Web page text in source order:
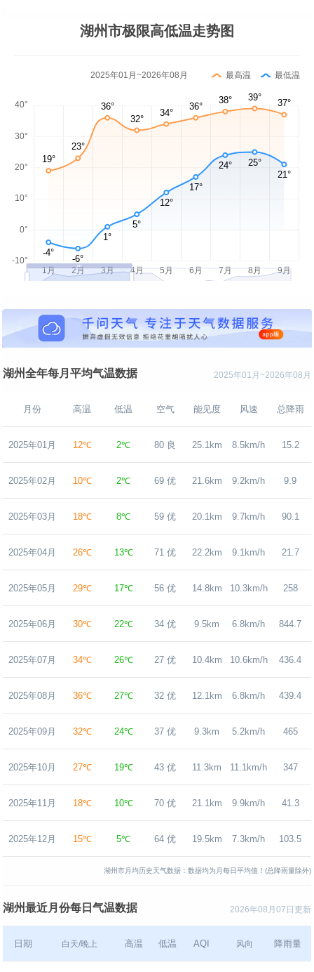
湖州市极限高低温走势图
2025年01月~2026年08月 最高温 最低温
2025年01月~2026年08月
湖州全年每月平均气温数据
月份 高温 低温 空气 能见度 风速 总降雨
2025年01月 12℃ 2℃ 80 良 25.1km 8.5km/h 15.2
2025年02月 10℃ 2℃ 69 优 21.6km 9.2km/h 9.9
2025年03月 18℃ 8℃ 59 优 20.1km 9.7km/h 90.1
2025年04月 26℃ 13℃ 71 优 22.2km 9.1km/h 21.7
2025年05月 29℃ 17℃ 56 优 14.8km 10.3km/h 258
2025年06月 30℃ 22℃ 34 优 9.5km 6.8km/h 844.7
2025年07月 34℃ 26℃ 27 优 10.4km 10.6km/h 436.4
2025年08月 36℃ 27℃ 32 优 12.1km 6.8km/h 439.4
2025年09月 32℃ 24℃ 37 优 9.3km 5.2km/h 465
2025年10月 27℃ 19℃ 43 优 11.3km 11.1km/h 347
2025年11月 18℃ 10℃ 70 优 21.1km 9.9km/h 41.3
2025年12月 15℃ 5℃ 64 优 19.5km 7.3km/h 103.5
湖州市月均历史天气数据：数据均为月每日平均值！(总降雨量除外)
2026年08月07日更新
湖州最近月份每日气温数据
日期 白天/晚上 高温 低温 AQI 风向 降雨量